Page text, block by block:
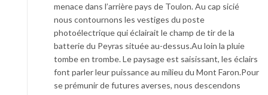
menace dans l’arrière pays de Toulon. Au cap sicié
nous contournons les vestiges du poste
photoélectrique qui éclairait le champ de tir de la
batterie du Peyras située au-dessus.Au loin la pluie
tombe en trombe. Le paysage est saisissant, les éclairs
font parler leur puissance au milieu du Mont Faron.Pour
se prémunir de futures averses, nous descendons